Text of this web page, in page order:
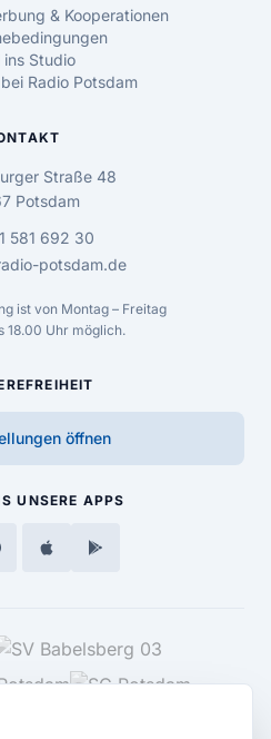
& Kooperationen
ins Studio
Radio Potsdam
Straße 48
Potsdam
581 692 30
potsdam.de
ist von Montag – Freitag
18.00 Uhr möglich.
öffnen
UNSERE APPS